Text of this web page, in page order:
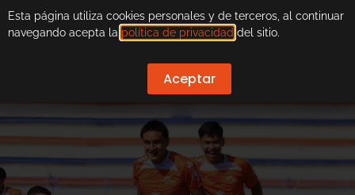
Esta página utiliza cookies personales y de terceros, al continuar
navegando acepta la política de privacidad del sitio.
Aceptar